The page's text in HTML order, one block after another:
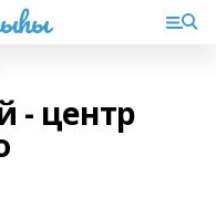
- центр